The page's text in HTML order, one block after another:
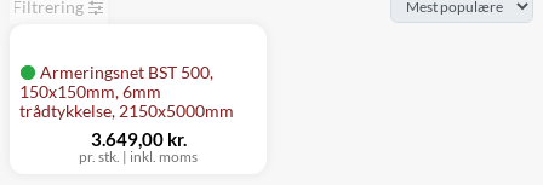
Filtrering
Armeringsnet BST 500,
150x150mm, 6mm
trådtykkelse, 2150x5000mm
pr. stk. | inkl. moms
3.649,00 kr.